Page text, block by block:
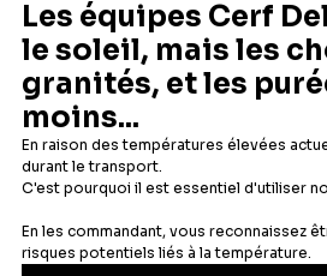
Depuis 1932
Fabricant français reconnu
Newsletter